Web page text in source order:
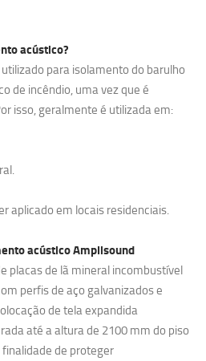
acústico?
para isolamento do barulho
de incêndio, uma vez que é
isso, geralmente é utilizada em:
aplicado em locais residenciais.
acústico Amplisound
placas de lã mineral incombustível
perfis de aço galvanizados e
de tela expandida
até a altura de 2100 mm do piso
de proteger